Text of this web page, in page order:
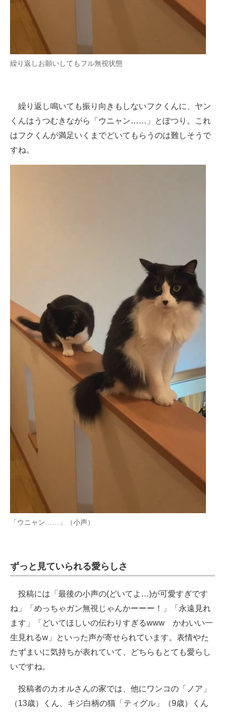
繰り返しお願いしてもフル無視状態
繰り返し鳴いても振り向きもしないフクくんに、ヤン
くんはうつむきながら「ウニャン……」とぽつり。これ
はフクくんが満足いくまでどいてもらうのは難しそうで
すね。
「ウニャン……」（小声）
ずっと見ていられる愛らしさ
投稿には「最後の小声の(どいてよ…)が可愛すぎです
ね」「めっちゃガン無視じゃんかーーー！」「永遠見れ
ます」「どいてほしいの伝わりすぎるwww かわいい一
生見れるw」といった声が寄せられています。表情やた
たずまいに気持ちが表れていて、どちらもとても愛らし
いですね。
投稿者のカオルさんの家では、他にワンコの「ノア」
（13歳）くん、キジ白柄の猫「ティグル」（9歳）くん